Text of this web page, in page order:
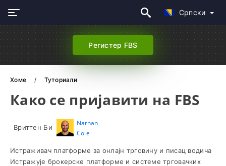
Српски
Регистер FBS
Хоме Туториали
Како се пријавити на FBS
Вриттен Би
Nathan
Cole
Истраживач платформе за онлајн трговину и писац водича
Истражује брокерске платформе и системе трговачких